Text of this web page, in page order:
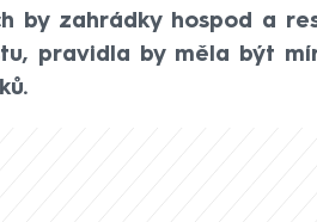
by zahrádky hospod a
pravidla by měla být